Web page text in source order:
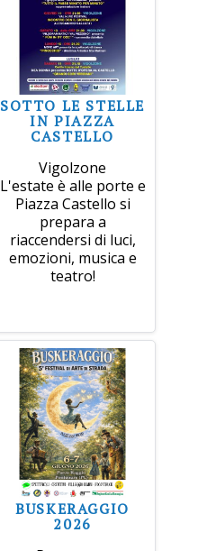
SOTTO LE STELLE
IN PIAZZA
CASTELLO
Vigolzone
L'estate è alle porte e
Piazza Castello si
prepara a
riaccendersi di luci,
emozioni, musica e
teatro!
BUSKERAGGIO
2026